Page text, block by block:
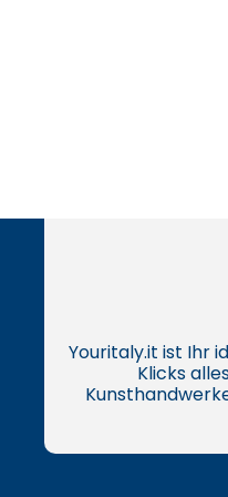
Youritaly.it ist Ihr
Klicks